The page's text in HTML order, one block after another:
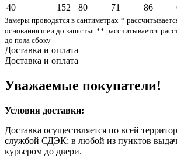
40
152 80 71 86
Замеры проводятся в сантиметрах *
основания шеи до запястья ** рассчитывается
до пола сбоку
Доставка и оплата
Доставка и оплата
Уважаемые покупатели!
Условия доставки:
Доставка осуществляется по всей
службой СДЭК: в любой из пунктов
курьером до двери.